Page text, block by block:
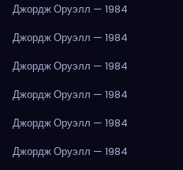
Джордж Оруэлл — 1984
Джордж Оруэлл — 1984
Джордж Оруэлл — 1984
Джордж Оруэлл — 1984
Джордж Оруэлл — 1984
Джордж Оруэлл — 1984